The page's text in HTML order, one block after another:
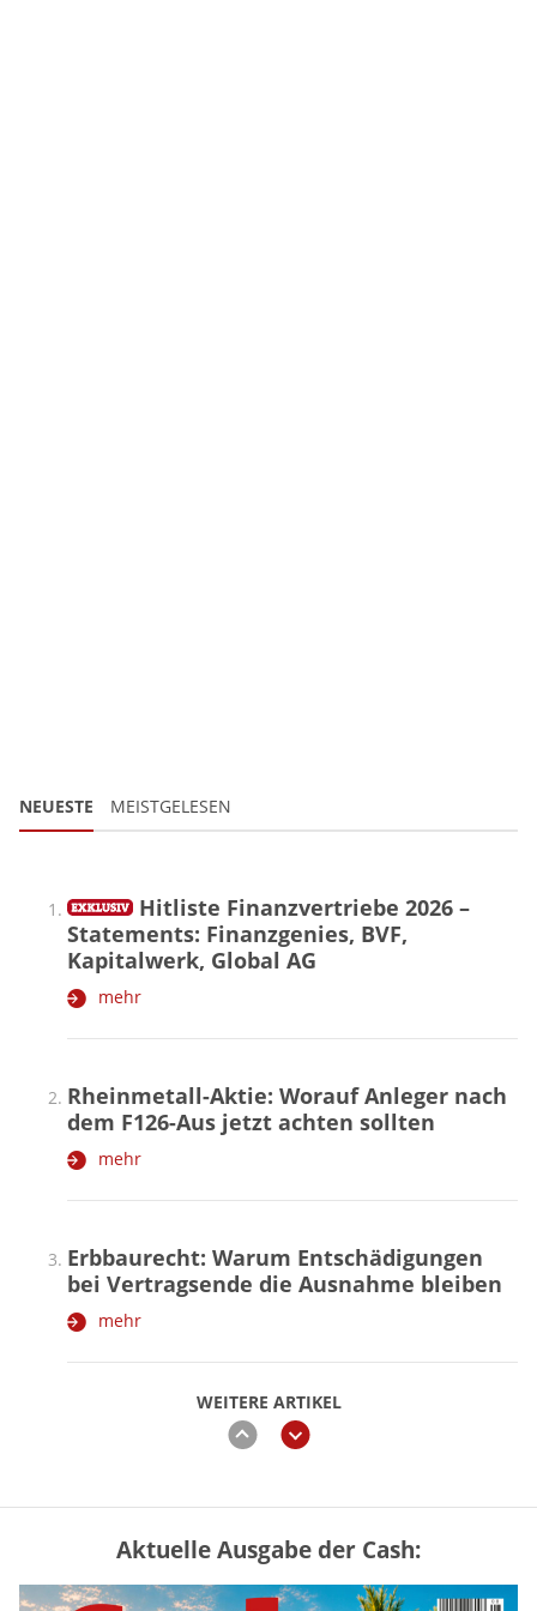
NEUESTE MEISTGELESEN
WEITERE ARTIKEL
zurückweiter
Hitliste Finanzvertriebe 2026 –
Statements: Finanzgenies, BVF,
Kapitalwerk, Global AG
mehr
Rheinmetall-Aktie: Worauf Anleger nach
dem F126-Aus jetzt achten sollten
mehr
Erbbaurecht: Warum Entschädigungen
bei Vertragsende die Ausnahme bleiben
mehr
„Jung kauft Alt“ 2026: Neue Förderung im
Überblick – Tabelle mit Kreditbeträgen
Aktuelle Ausgabe der Cash: